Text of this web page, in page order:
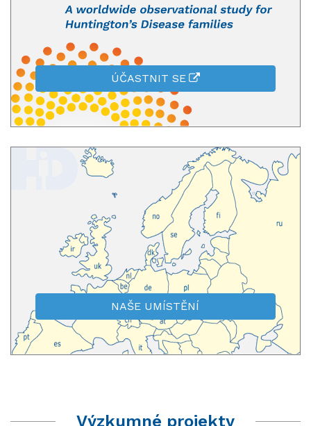
ÚČASTNIT SE
NAŠE UMÍSTĚNÍ
Výzkumné projekty